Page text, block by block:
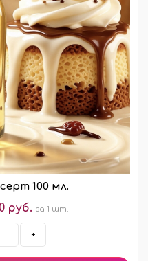
100 мл.
руб. за 1 шт.
+